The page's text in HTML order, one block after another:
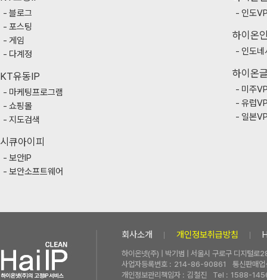
블로그
포스팅
게임
다계정
KT유동IP
마케팅프로그램
쇼핑몰
지도검색
시큐아이피
보안IP
보안소프트웨어
인도
하이온
인도
하이온
미주
유럽
일본
회사소개 개인정보취급방침
하이온넷(주) | 박기범 | 서울시 구로구 디지털
사업자등록번호 : 214-86-90861
통신판매
개인정보관리책임자 : 김철진 Tel : 1588-